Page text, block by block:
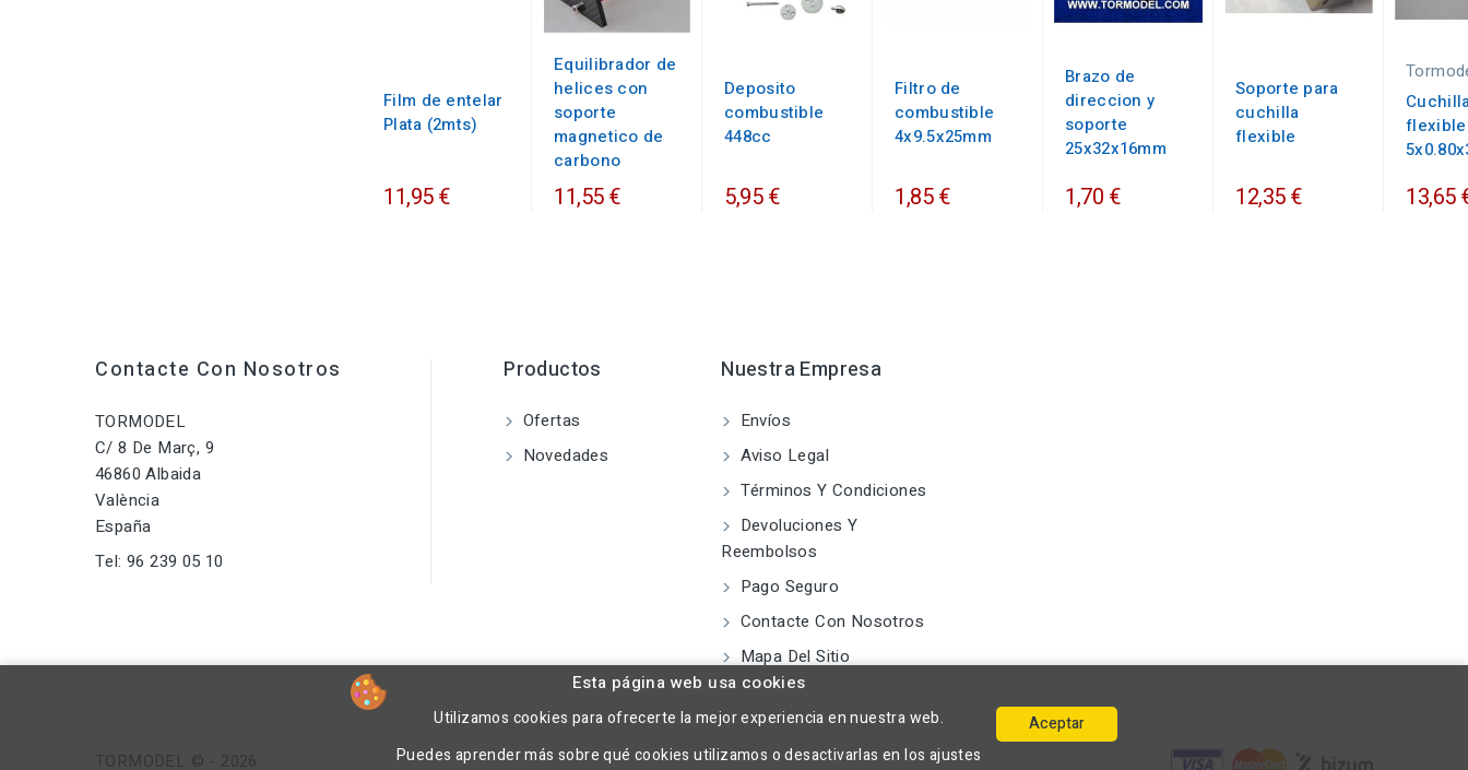
Film de entelar
Plata (2mts)
11,95 €
Equilibrador de
helices con
soporte
magnetico de
carbono
11,55 €
Deposito
combustible
448cc
5,95 €
Filtro de
combustible
4x9.5x25mm
1,85 €
Brazo de
direccion y
soporte
25x32x16mm
1,70 €
Soporte para
cuchilla
flexible
12,35 € 13,65
Contacte Con Nosotros
TORMODEL
C/ 8 De Març, 9
46860 Albaida
València
España
Tel: 96 239 05 10
Productos
Ofertas
Novedades
Nuestra Empresa
Envíos
Aviso Legal
Términos Y Condiciones
Devoluciones Y
Reembolsos
Pago Seguro
Contacte Con Nosotros
Mapa Del Sitio
Esta página web usa cookies
Utilizamos cookies para ofrecerte la mejor experiencia en nuestra web.
Puedes aprender más sobre qué cookies utilizamos o desactivarlas en los ajustes
Aceptar
TORMODEL © - 2026